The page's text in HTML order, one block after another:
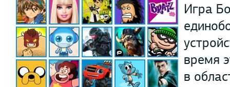
Игра
время
в